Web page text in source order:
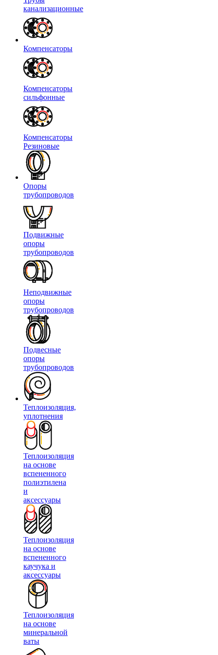
канализационные
Компенсаторы
Компенсаторы
сильфонные
Компенсаторы
Резиновые
Опоры
трубопроводов
Подвижные
опоры
трубопроводов
Неподвижные
опоры
трубопроводов
Подвесные
опоры
трубопроводов
Теплоизоляция,
уплотнения
Теплоизоляция
на основе
вспененного
полиэтилена
и
аксессуары
Теплоизоляция
на основе
вспененного
каучука и
аксессуары
Теплоизоляция
на основе
минеральной
ваты